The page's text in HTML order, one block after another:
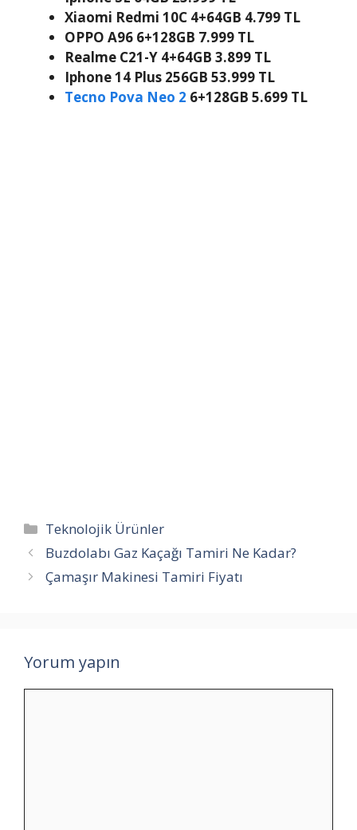
Xiaomi Redmi 10C 4+64GB 4.799 TL
OPPO A96 6+128GB 7.999 TL
Realme C21-Y 4+64GB 3.899 TL
Iphone 14 Plus 256GB 53.999 TL
Tecno Pova Neo 2 6+128GB 5.699 TL
Kategoriler
Teknolojik Ürünler
Buzdolabı Gaz Kaçağı Tamiri Ne Kadar?
Çamaşır Makinesi Tamiri Fiyatı
Yorum yapın